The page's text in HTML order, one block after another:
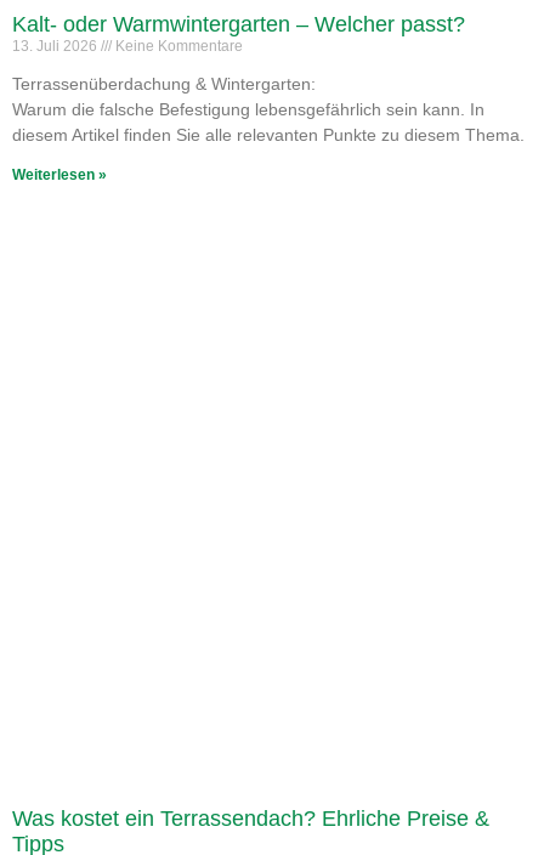
Kalt- oder Warmwintergarten – Welcher passt?
13. Juli 2026 Keine Kommentare
Terrassenüberdachung & Wintergarten:
Warum die falsche Befestigung lebensgefährlich sein kann. In
diesem Artikel finden Sie alle relevanten Punkte zu diesem Thema.
Weiterlesen »
Was kostet ein Terrassendach? Ehrliche Preise &
Tipps